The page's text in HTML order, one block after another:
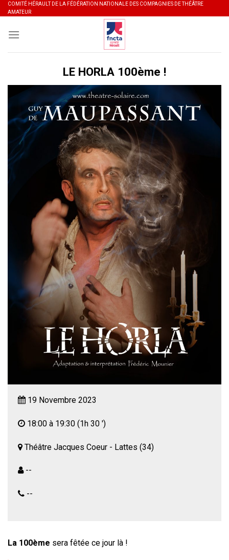
Skip
to
content
COMITÉ HÉRAULT DE LA FÉDÉRATION NATIONALE DES COMPAGNIES DE THÉÂTRE
AMATEUR
LE HORLA 100ème !
19 Novembre 2023
18:00 à 19:30 (1h 30 ')
Théâtre Jacques Coeur - Lattes (34)
--
--
La 100ème sera fêtée ce jour là !